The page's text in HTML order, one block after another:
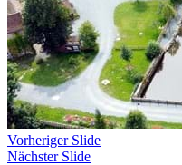
Vorheriger Slide
Nächster Slide